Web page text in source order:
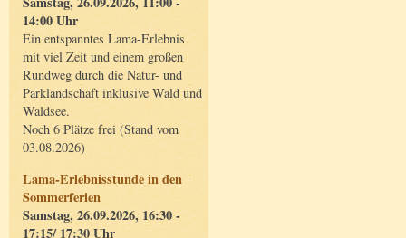
14:00 Uhr
Ein entspanntes Lama-Erlebnis
mit viel Zeit und einem großen
Rundweg durch die Natur- und
Parklandschaft inklusive Wald und
Waldsee.
Noch 6 Plätze frei (Stand vom
03.08.2026)
Lama-Erlebnisstunde in den
Sommerferien
Samstag, 26.09.2026, 16:30 -
17:15/ 17:30 Uhr